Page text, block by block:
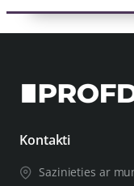
Komplektā ietilpst:
– divi adapteri ar 7
– 1 sešstūra skrūve
Ja Jūsu durvju
svarīgu saistīto
Kontakti
Sazinieties ar